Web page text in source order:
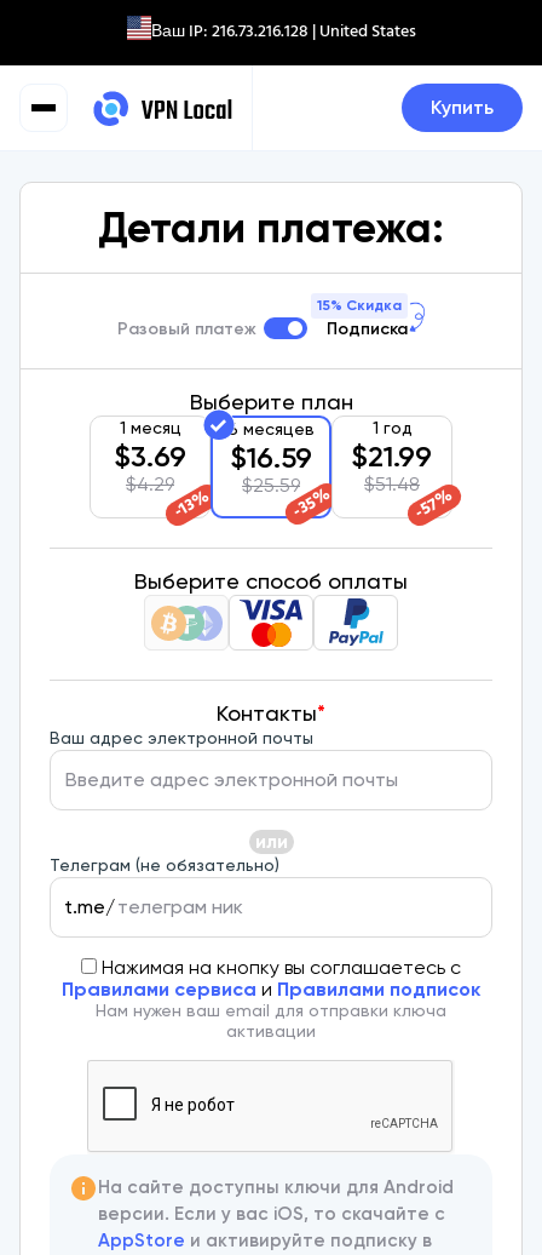
Ваш IP:216.73.216.128 | United States
Купить
Детали платежа:
Разовый платеж
15% Скидка
Подписка
Выберите план
1 месяц
$3.69
$4.29
-
13%
6 месяцев
$16.59
$25.59
-
35
%
1 год
$21.99
$51.48
-
57%
Выберите способ оплаты
Контакты*
Ваш адрес электронной почты
или
Телеграм (не обязательно)
t.me/
Нажимая на кнопку вы соглашаетесь с
Правилами сервиса и Правилами подписок
Нам нужен ваш email для отправки ключа
активации
На сайте доступны ключи для Android
версии. Если у вас iOS, то скачайте с
AppStore и активируйте подписку в